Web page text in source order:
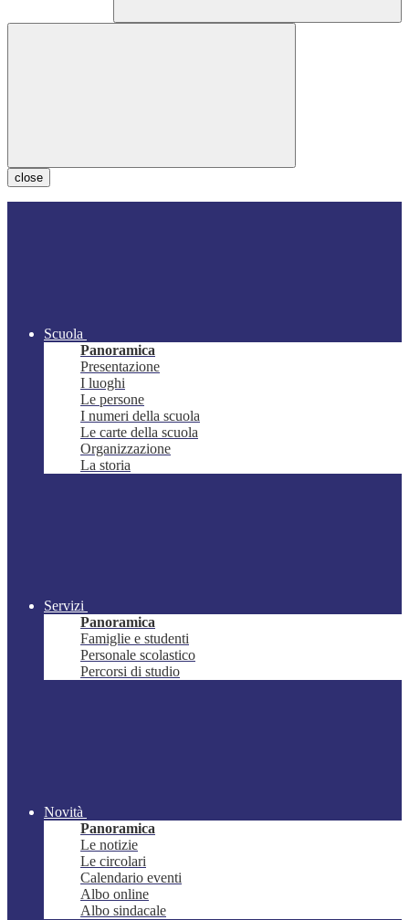
close
Scuola
Panoramica
Presentazione
I luoghi
Le persone
I numeri della scuola
Le carte della scuola
Organizzazione
La storia
Servizi
Panoramica
Famiglie e studenti
Personale scolastico
Percorsi di studio
Novità
Panoramica
Le notizie
Le circolari
Calendario eventi
Albo online
Albo sindacale